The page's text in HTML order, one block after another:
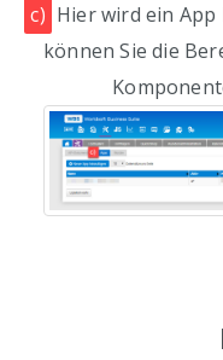
c) Hier wird ein App
können Sie die